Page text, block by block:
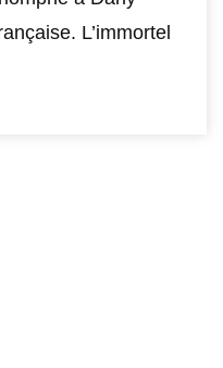
L’immortel